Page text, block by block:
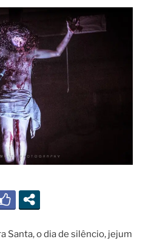
Santa, o dia de silêncio, jejum